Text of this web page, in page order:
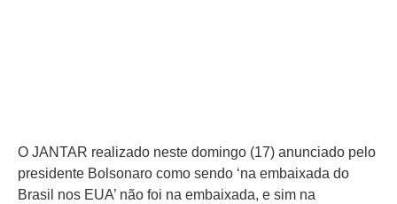
O JANTAR realizado neste domingo (17) anunciado pelo
presidente Bolsonaro como sendo ‘na embaixada do
Brasil nos EUA’ não foi na embaixada, e sim na